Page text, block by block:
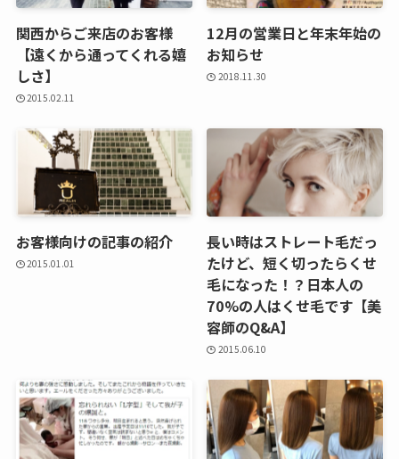
関西からご来店のお客様
【遠くから通ってくれる嬉
しさ】
2015.02.11
12月の営業日と年末年始の
お知らせ
2018.11.30
お客様向けの記事の紹介
2015.01.01
長い時はストレート毛だっ
たけど、短く切ったらくせ
毛になった！？日本人の
70%の人はくせ毛です【美
容師のQ&A】
2015.06.10